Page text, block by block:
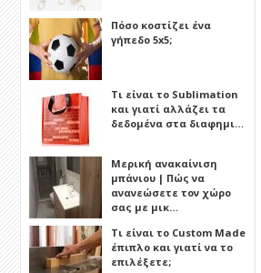
Πόσο κοστίζει ένα
γήπεδο 5x5;
Τι είναι το Sublimation
και γιατί αλλάζει τα
δεδομένα στα διαφημι…
Μερική ανακαίνιση
μπάνιου | Πώς να
ανανεώσετε τον χώρο
σας με μικ…
Τι είναι το Custom Made
έπιπλο και γιατί να το
επιλέξετε;